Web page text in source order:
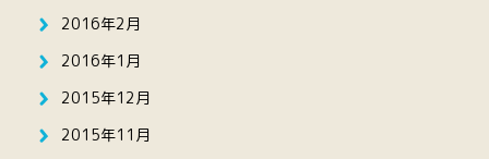
2016年2月
2016年1月
2015年12月
2015年11月